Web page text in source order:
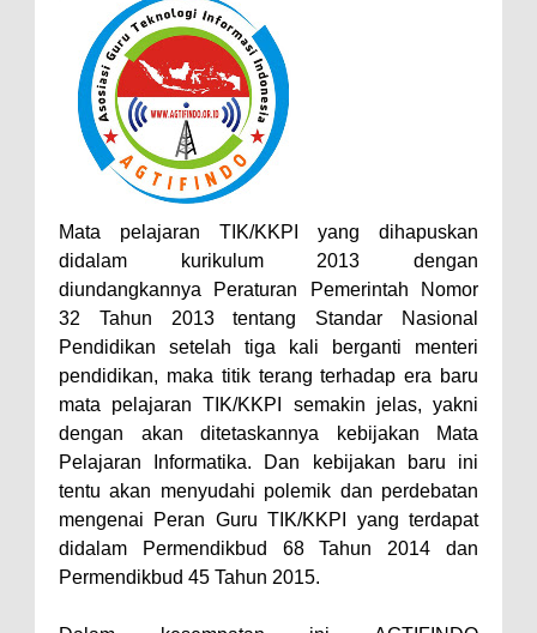
Mata pelajaran TIK/KKPI yang dihapuskan
didalam kurikulum 2013 dengan
diundangkannya Peraturan Pemerintah Nomor
32 Tahun 2013 tentang Standar Nasional
Pendidikan setelah tiga kali berganti menteri
pendidikan, maka titik terang terhadap era baru
mata pelajaran TIK/KKPI semakin jelas, yakni
dengan akan ditetaskannya kebijakan Mata
Pelajaran Informatika. Dan kebijakan baru ini
tentu akan menyudahi polemik dan perdebatan
mengenai Peran Guru TIK/KKPI yang terdapat
didalam Permendikbud 68 Tahun 2014 dan
Permendikbud 45 Tahun 2015.